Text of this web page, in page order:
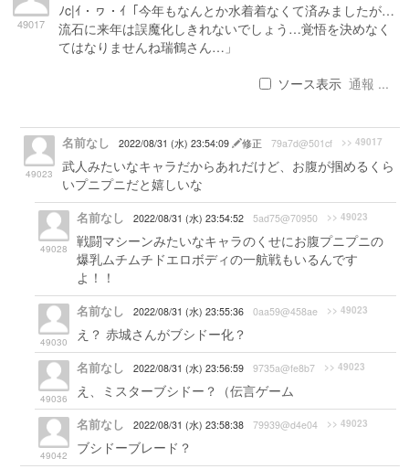
49017
ﾉc|ｲ・ヮ・ｲ「今年もなんとか水着着なくて済みましたが…
流石に来年は誤魔化しきれないでしょう…覚悟を決めなく
てはなりませんね瑞鶴さん…」
ソース表示 通報 ...
49023
名前なし 2022/08/31 (水) 23:54:09 修正 79a7d@501cf >> 49017
武人みたいなキャラだからあれだけど、お腹が掴めるくら
いプニプニだと嬉しいな
49028
名前なし 2022/08/31 (水) 23:54:52 5ad75@70950 >> 49023
戦闘マシーンみたいなキャラのくせにお腹プニプニの
爆乳ムチムチドエロボディの一航戦もいるんです
よ！！
49030
名前なし 2022/08/31 (水) 23:55:36 0aa59@458ae >> 49023
え？ 赤城さんがブシドー化？
49036
名前なし 2022/08/31 (水) 23:56:59 9735a@fe8b7 >> 49023
え、ミスターブシドー？（伝言ゲーム
49042
名前なし 2022/08/31 (水) 23:58:38 79939@d4e04 >> 49023
ブシドーブレード？